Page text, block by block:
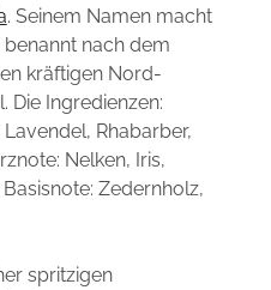
. Seinem Namen macht
nach dem
kräftigen Nord-
Die Ingredienzen:
Rhabarber,
Nelken, Iris,
Zedernholz,
spritzigen